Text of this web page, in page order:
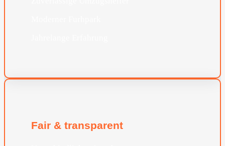
Fair & transparent